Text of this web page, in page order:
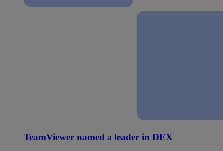
TeamViewer named a leader in DEX